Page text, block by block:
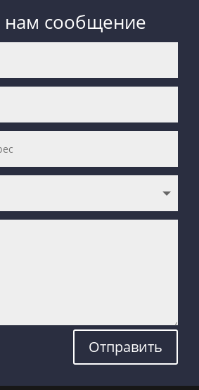
нам сообщение
Отправить